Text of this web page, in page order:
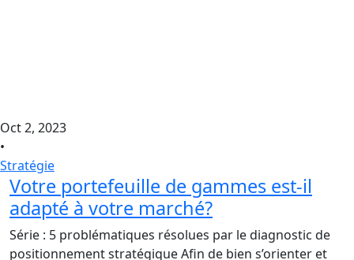
Oct 2, 2023
•
Stratégie
Votre portefeuille de gammes est-il
adapté à votre marché?
Série : 5 problématiques résolues par le diagnostic de
positionnement stratégique Afin de bien s’orienter et